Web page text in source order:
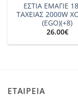
ΕΣΤΙΑ ΕΜΑΓΙΕ
ΤΑΧΕΙΑΣ 2000W
(EGO)(+8)
26.00€
ΕΤΑΙΡΕΙΑ